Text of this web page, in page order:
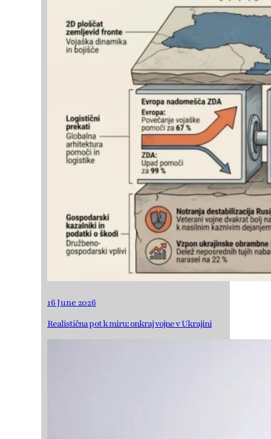
16 June 2026
Realistična pot k miru: onkraj vojne v Ukrajini